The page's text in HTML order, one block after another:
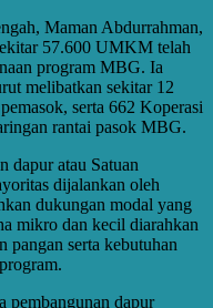
Maman Abdurrahman,
57.600 UMKM telah
program MBG. Ia
melibatkan sekitar 12
serta 662 Koperasi
rantai pasok MBG.
dapur atau Satuan
dijalankan oleh
dukungan modal yang
mikro dan kecil diarahkan
pangan serta kebutuhan
pembangunan dapur